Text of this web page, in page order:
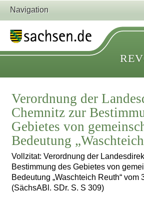
Navigation
Verordnung der
Chemnitz zur
Gebietes von
Bedeutung
Vollzitat: Verordnung der
Bestimmung des Gebietes von
Bedeutung „Waschteich Reuth“ vom
(SächsABl. SDr. S. S 309)